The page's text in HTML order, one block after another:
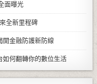
面曝光
全新里程碑
開金融防護新防線
如何翻轉你的數位生活